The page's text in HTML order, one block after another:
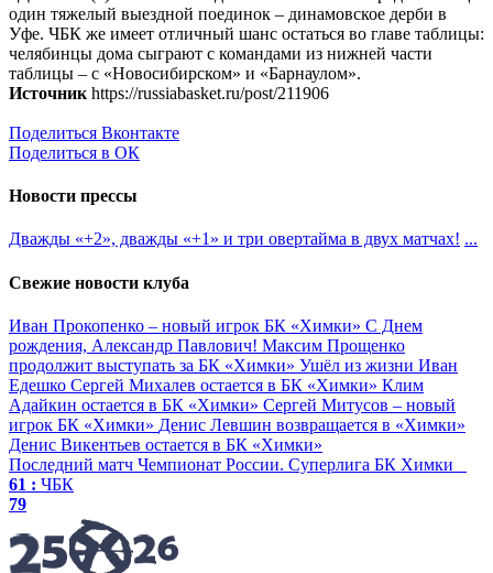
один тяжелый выездной поединок – динамовское дерби в
Уфе. ЧБК же имеет отличный шанс остаться во главе таблицы:
челябинцы дома сыграют с командами из нижней части
таблицы – с «Новосибирском» и «Барнаулом».
Источник https://russiabasket.ru/post/211906
Поделиться Вконтакте
Поделиться в ОК
Новости прессы
Дважды «+2», дважды «+1» и три овертайма в двух матчах! ...
Свежие новости клуба
Иван Прокопенко – новый игрок БК «Химки» С Днем
рождения, Александр Павлович! Максим Прощенко
продолжит выступать за БК «Химки» Ушёл из жизни Иван
Едешко Сергей Михалев остается в БК «Химки» Клим
Адайкин остается в БК «Химки» Сергей Митусов – новый
игрок БК «Химки» Денис Левшин возвращается в «Химки»
Денис Викентьев остается в БК «Химки»
Последний матч Чемпионат России. Суперлига БК Химки
61 : ЧБК
79